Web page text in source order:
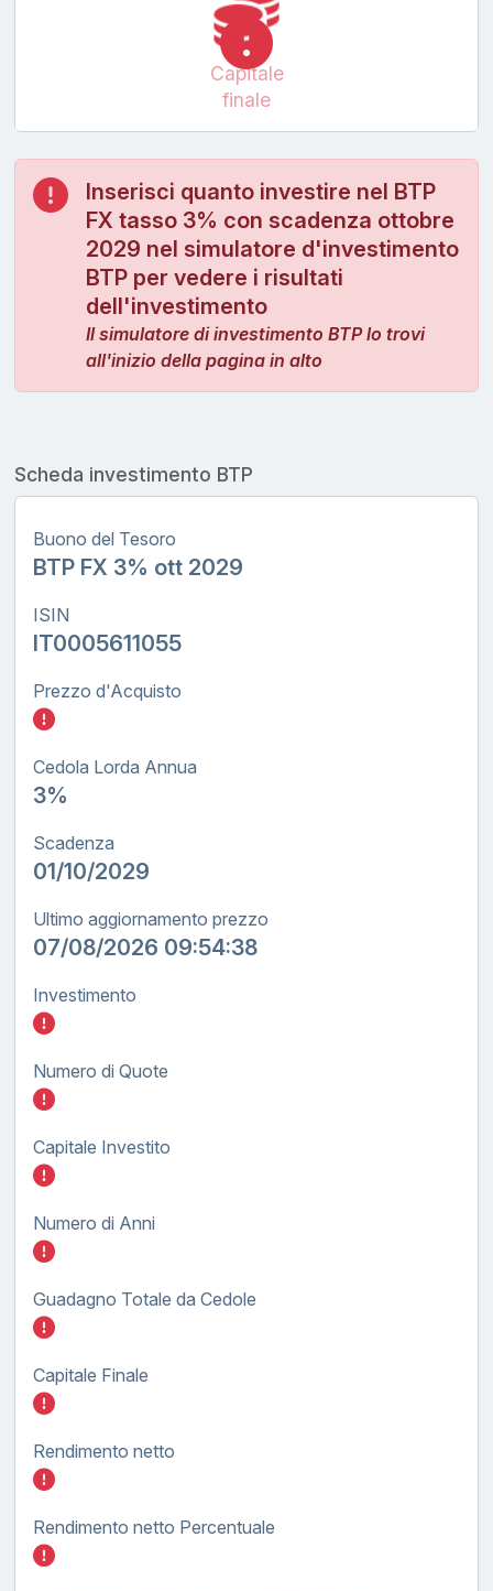
Capitale
finale
Inserisci quanto investire nel BTP
FX tasso 3% con scadenza ottobre
2029 nel simulatore d'investimento
BTP per vedere i risultati
dell'investimento
Il simulatore di investimento BTP lo trovi
all'inizio della pagina in alto
Scheda investimento BTP
Buono del Tesoro
BTP FX 3% ott 2029
ISIN
IT0005611055
Prezzo d'Acquisto
Inserisci quanto investire nel BTP FX
Cedola Lorda Annua
3%
Scadenza
01/10/2029
Ultimo aggiornamento prezzo
07/08/2026 09:54:38
Investimento
Inserisci quanto investire nel BTP FX
Numero di Quote
Inserisci quanto investire nel BTP FX
Capitale Investito
Inserisci quanto investire nel BTP FX
Numero di Anni
Inserisci quanto investire nel BTP FX
Guadagno Totale da Cedole
Inserisci quanto investire nel BTP FX
Capitale Finale
Inserisci quanto investire nel BTP FX
Rendimento netto
Inserisci quanto investire nel BTP FX
Rendimento netto Percentuale
Inserisci quanto investire nel BTP FX